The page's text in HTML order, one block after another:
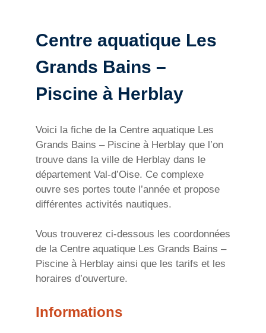
Centre aquatique Les
Grands Bains –
Piscine à Herblay
Voici la fiche de la Centre aquatique Les
Grands Bains – Piscine à Herblay que l’on
trouve dans la ville de Herblay dans le
département Val-d’Oise. Ce complexe
ouvre ses portes toute l’année et propose
différentes activités nautiques.
Vous trouverez ci-dessous les coordonnées
de la Centre aquatique Les Grands Bains –
Piscine à Herblay ainsi que les tarifs et les
horaires d’ouverture.
Informations